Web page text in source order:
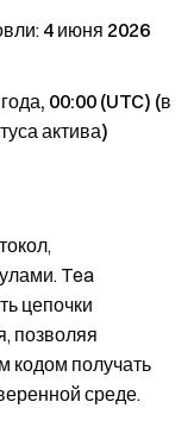
4 июня 2026
00:00 (UTC) (в
актива)
Tea
цепочки
позволяя
кодом получать
среде.